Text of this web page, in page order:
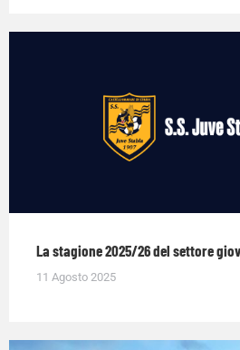
La stagione 2025/26 del settore
11 Agosto 2025